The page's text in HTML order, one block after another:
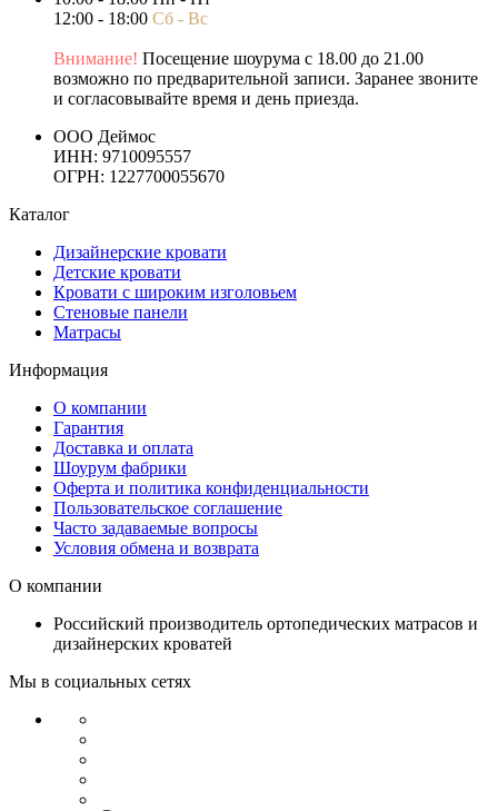
12:00 - 18:00 Сб - Вс
Внимание! Посещение шоурума с 18.00 до 21.00
возможно по предварительной записи. Заранее звоните
и согласовывайте время и день приезда.
ООО Деймос
ИНН: 9710095557
ОГРН: 1227700055670
Каталог
Дизайнерские кровати
Детские кровати
Кровати с широким изголовьем
Стеновые панели
Матрасы
Информация
О компании
Гарантия
Доставка и оплата
Шоурум фабрики
Оферта и политика конфиденциальности
Пользовательское соглашение
Часто задаваемые вопросы
Условия обмена и возврата
О компании
Российский производитель ортопедических матрасов и
дизайнерских кроватей
Мы в социальных сетях